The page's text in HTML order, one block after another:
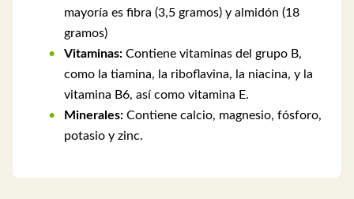
mayoría es fibra (3,5 gramos) y almidón (18
gramos)
Vitaminas: Contiene vitaminas del grupo B,
como la tiamina, la riboflavina, la niacina, y la
vitamina B6, así como vitamina E.
Minerales: Contiene calcio, magnesio, fósforo,
potasio y zinc.